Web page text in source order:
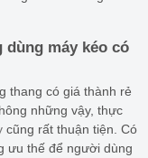
dùng máy kéo có
thang có giá thành rẻ
những vậy, thực
cũng rất thuận tiện. Có
ưu thế để người dùng